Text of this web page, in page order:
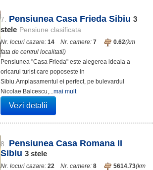
7. Pensiunea Casa Frieda Sibiu 3
stele Pensiune clasificata
Nr. locuri cazare: 14 Nr. camere: 7 0.62(km
fata de centrul localitatii)
Pensiunea "Casa Frieda" este alegerea ideala a
oricarui turist care poposeste in
Sibiu.Amplasamentul ei perfect, pe bulevardul
Nicolae Balcescu,...mai mult
Vezi detalii
8. Pensiunea Casa Romana II
Sibiu 3 stele
Nr. locuri cazare: 22 Nr. camere: 8 5614.73(km